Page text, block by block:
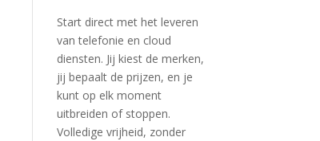
Start direct met het leveren
van telefonie en cloud
diensten. Jij kiest de merken,
jij bepaalt de prijzen, en je
kunt op elk moment
uitbreiden of stoppen.
Volledige vrijheid, zonder